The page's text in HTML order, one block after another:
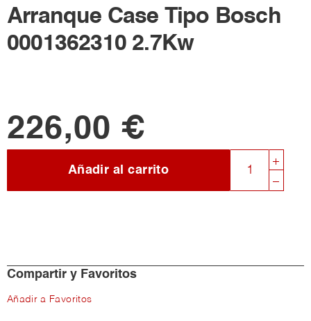
Arranque Case Tipo Bosch
0001362310 2.7Kw
226,00 €
Añadir al carrito
Compartir y Favoritos
Añadir a Favoritos